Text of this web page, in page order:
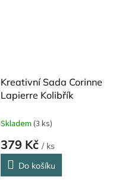
Kreativní Sada Corinne
Lapierre Kolibřík
Skladem (3 ks)
379 Kč / ks
Do košíku